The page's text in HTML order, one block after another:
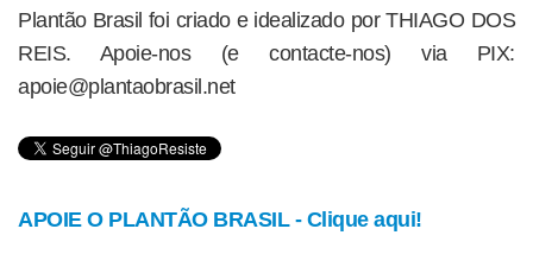
Plantão Brasil foi criado e idealizado por THIAGO DOS
REIS. Apoie-nos (e contacte-nos) via PIX:
apoie@plantaobrasil.net
APOIE O PLANTÃO BRASIL - Clique aqui!